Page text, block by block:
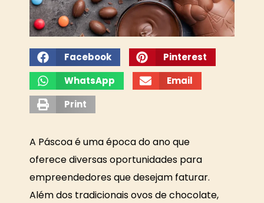
Facebook
Pinterest
WhatsApp
Email
Print
A Páscoa é uma época do ano que
oferece diversas oportunidades para
empreendedores que desejam faturar.
Além dos tradicionais ovos de chocolate,